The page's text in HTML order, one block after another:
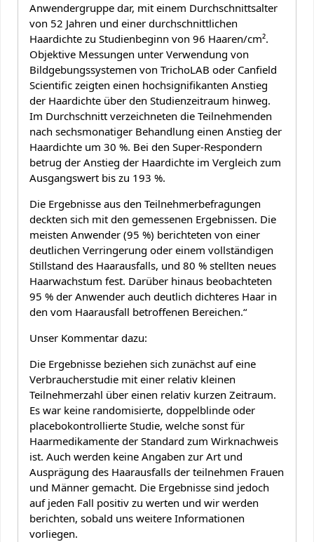
Anwendergruppe dar, mit einem Durchschnittsalter
von 52 Jahren und einer durchschnittlichen
Haardichte zu Studienbeginn von 96 Haaren/cm².
Objektive Messungen unter Verwendung von
Bildgebungssystemen von TrichoLAB oder Canfield
Scientific zeigten einen hochsignifikanten Anstieg
der Haardichte über den Studienzeitraum hinweg.
Im Durchschnitt verzeichneten die Teilnehmenden
nach sechsmonatiger Behandlung einen Anstieg der
Haardichte um 30 %. Bei den Super-Respondern
betrug der Anstieg der Haardichte im Vergleich zum
Ausgangswert bis zu 193 %.
Die Ergebnisse aus den Teilnehmerbefragungen
deckten sich mit den gemessenen Ergebnissen. Die
meisten Anwender (95 %) berichteten von einer
deutlichen Verringerung oder einem vollständigen
Stillstand des Haarausfalls, und 80 % stellten neues
Haarwachstum fest. Darüber hinaus beobachteten
95 % der Anwender auch deutlich dichteres Haar in
den vom Haarausfall betroffenen Bereichen.“
Unser Kommentar dazu:
Die Ergebnisse beziehen sich zunächst auf eine
Verbraucherstudie mit einer relativ kleinen
Teilnehmerzahl über einen relativ kurzen Zeitraum.
Es war keine randomisierte, doppelblinde oder
placebokontrollierte Studie, welche sonst für
Haarmedikamente der Standard zum Wirknachweis
ist. Auch werden keine Angaben zur Art und
Ausprägung des Haarausfalls der teilnehmen Frauen
und Männer gemacht. Die Ergebnisse sind jedoch
auf jeden Fall positiv zu werten und wir werden
berichten, sobald uns weitere Informationen
vorliegen.